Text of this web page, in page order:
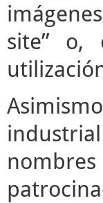
site” o,